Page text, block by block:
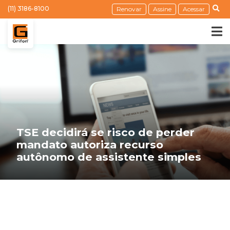
(11) 3186-8100 Renovar Assine Acessar
TSE decidirá se risco de perder
mandato autoriza recurso
autônomo de assistente simples